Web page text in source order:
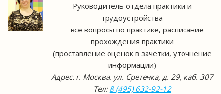
Руководитель отдела практики и
трудоустройства
— все вопросы по практике, расписание
прохождения практики
(проставление оценок в зачетки, уточнение
информации)
Адрес: г. Москва, ул. Сретенка, д. 29, каб. 307
Тел: 8 (495) 632-92-12